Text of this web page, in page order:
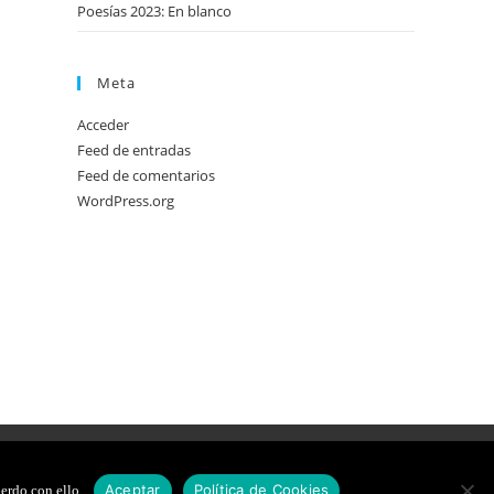
Poesías 2023: En blanco
Meta
Acceder
Feed de entradas
Feed de comentarios
WordPress.org
COOKIES DISEÑO WEB
con ello. Aceptar Política de Cookies